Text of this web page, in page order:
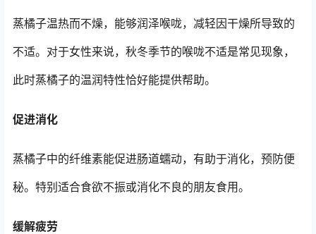
蒸橘子温热而不燥，能够润泽喉咙，减轻因干燥所导致的
不适。对于女性来说，秋冬季节的喉咙不适是常见现象，
此时蒸橘子的温润特性恰好能提供帮助。
促进消化
蒸橘子中的纤维素能促进肠道蠕动，有助于消化，预防便
秘。特别适合食欲不振或消化不良的朋友食用。
缓解疲劳